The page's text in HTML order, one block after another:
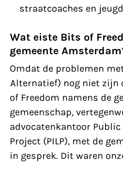
straatcoaches en
Wat eiste Bits of
gemeente
Omdat de problemen
Alternatief) nog niet zijn
of Freedom namens de
gemeenschap,
advocatenkantoor
Project (PILP), met de
in gesprek. Dit waren